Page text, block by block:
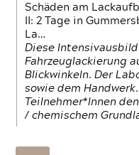
Schäden am
II: 2 Tage in
La…
Diese
Fahrzeuglackierung
Blickwinkeln. Der
sowie dem
Teilnehmer*Innen
/ chemischem